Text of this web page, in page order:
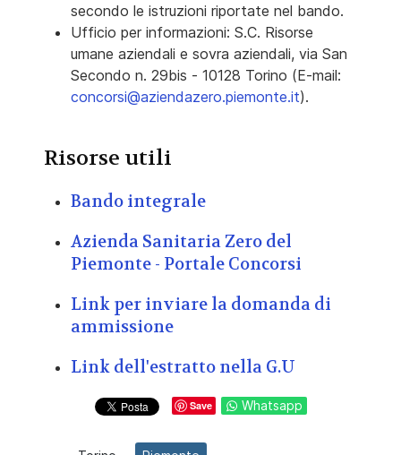
secondo le istruzioni riportate nel bando.
Ufficio per informazioni: S.C. Risorse
umane aziendali e sovra aziendali, via San
Secondo n. 29bis - 10128 Torino (E-mail:
concorsi@aziendazero.piemonte.it).
Risorse utili
Bando integrale
Azienda Sanitaria Zero del
Piemonte - Portale Concorsi
Link per inviare la domanda di
ammissione
Link dell'estratto nella G.U
Save Whatsapp